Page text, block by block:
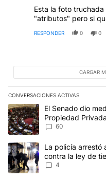
Esta la foto
"atributos" pero si
RESPONDER 0 0
CARGAR
CONVERSACIONES ACTIVAS
Este listado muestra los
Un artículo de tendencia
El Senado dio
Propiedad
Ley del Manejo
60
Un artículo de tendencia
La policía arrestó
contra la ley de
heridos
4